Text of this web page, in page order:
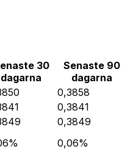
30
dagarna
Senaste 90
dagarna
0,3858
0,3841
0,3849
0,06%